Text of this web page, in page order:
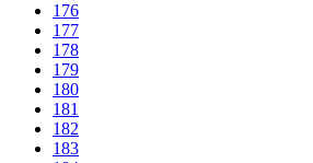
176
177
178
179
180
181
182
183